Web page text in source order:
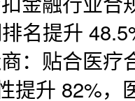
名提升
：贴合医疗
提升 82%，